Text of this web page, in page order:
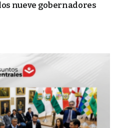
nueve gobernadores